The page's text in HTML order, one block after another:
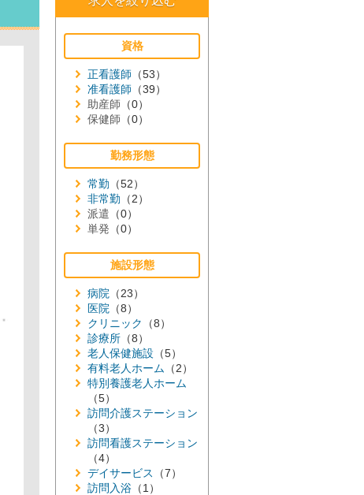
資格
正看護師 （53）
准看護師 （39）
助産師 （0）
保健師 （0）
勤務形態
常勤 （52）
非常勤 （2）
派遣 （0）
単発 （0）
施設形態
病院 （23）
医院 （8）
クリニック
（8）
診療所 （8）
老人保健施設 （5）
有料老人ホーム （2）
特別養護老人ホーム
（5）
訪問介護ステーション
（3）
訪問看護ステーション
（4）
デイサービス
（7）
訪問入浴 （1）